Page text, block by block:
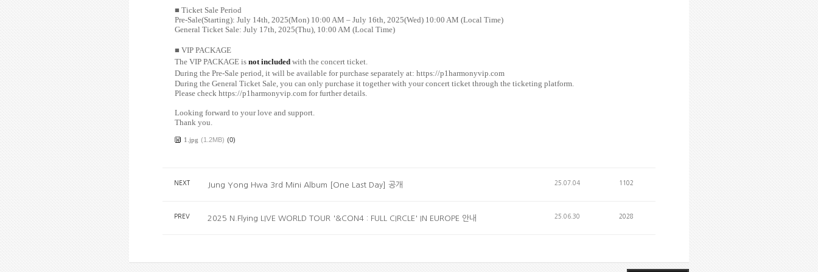
■ Ticket Sale Period
Pre-Sale(Starting): July 14th, 2025(Mon) 10:00 AM – July 16th, 2025(Wed) 10:00 AM (Local Time)
General Ticket Sale: July 17th, 2025(Thu), 10:00 AM (Local Time)
■ VIP PACKAGE
The VIP PACKAGE is not included with the concert ticket.
During the Pre-Sale period, it will be available for purchase separately at: https://p1harmonyvip.com
During the General Ticket Sale, you can only purchase it together with your concert ticket through the ticketing platform.
Please check https://p1harmonyvip.com for further details.
Looking forward to your love and support.
Thank you.
1.jpg (1.2MB) (0)
NEXT Jung Yong Hwa 3rd Mini Album [One Last Day] 공개 25.07.04 1102
PREV 2025 N.Flying LIVE WORLD TOUR '&CON4 : FULL CIRCLE' IN EUROPE 안내 25.06.30 2028